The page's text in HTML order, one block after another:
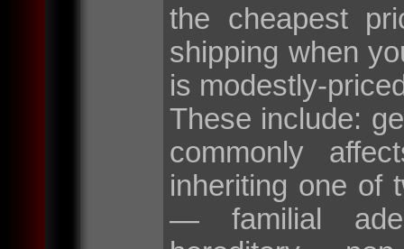
the cheapest
shipping when
is modestly-
These include:
commonly
inheriting one of
— familial